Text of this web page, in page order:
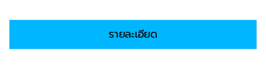
รายละเอียด